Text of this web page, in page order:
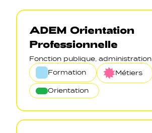
Réseaux sociaux
Navigation pied de page
Gérer les cookies
ADEM Orientation
Professionnelle
Fonction publique, administration
Formation
Métiers
Orientation